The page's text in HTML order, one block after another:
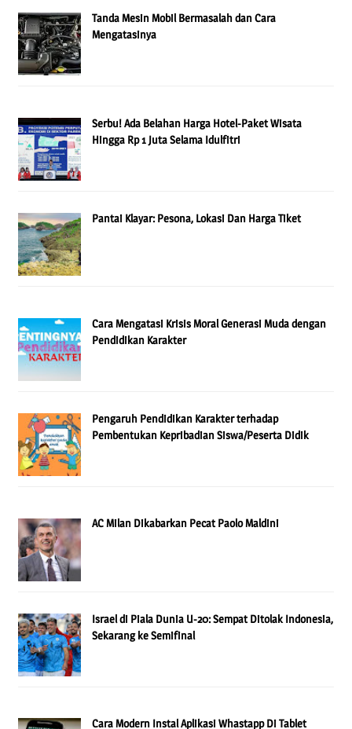
Tanda Mesin Mobil Bermasalah dan Cara
Mengatasinya
Serbu! Ada Belahan Harga Hotel-Paket Wisata
Hingga Rp 1 Juta Selama Idulfitri
Pantai Klayar: Pesona, Lokasi Dan Harga Tiket
Cara Mengatasi Krisis Moral Generasi Muda dengan
Pendidikan Karakter
Pengaruh Pendidikan Karakter terhadap
Pembentukan Kepribadian Siswa/Peserta Didik
AC Milan Dikabarkan Pecat Paolo Maldini
Israel di Piala Dunia U-20: Sempat Ditolak Indonesia,
Sekarang ke Semifinal
Cara Modern Instal Aplikasi Whastapp Di Tablet